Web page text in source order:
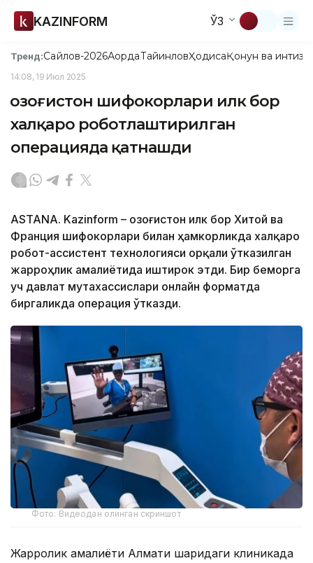
KAZINFORM ЎЗ
Тренд:Сайлов-2026АқордаТайинловҲодисаҚонун ва
14:08, 19 Июл 2025
Қозоғистон шифокорлари илк бор
халқаро роботлаштирилган
операцияда қатнашди
ASTANA. Kazinform – Қозоғистон илк бор Хитой ва
Франция шифокорлари билан ҳамкорликда халқаро
робот-ассистент технологияси орқали ўтказилган
жарроҳлик амалиётида иштирок этди. Бир беморга
уч давлат мутахассислари онлайн форматда
биргаликда операция ўтказди.
Фото: Видеодан олинган скриншот
Жарроҳлик амалиёти Алмати шаҳридаги клиникада